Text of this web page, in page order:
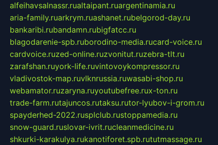
alfeihavsalnassr.rualtaipant.ruargentinamia.ru
aria-family.ruarkrym.ruashanet.rubelgorod-day.ru
bankaribi.rubandamn.rubigfatcc.ru
blagodarenie-spb.ruborodino-media.rucard-voice.ru
cardvoice.ruzed-online.ruzvonitut.ruzebra-tlt.ru
zarafshan.ruyork-life.ruvintovoykompressor.ru
vladivostok-map.ruvlknrussia.ruwasabi-shop.ru
webamator.ruzaryna.ruyoutubefree.rux-ton.ru
trade-farm.rutajuncos.rutaksu.rutor-lyubov-i-grom.ru
spayderhed-2022.rusplclub.rustoppamedia.ru
snow-guard.ruslovar-ivrit.rucleanmedicine.ru
shkurki-karakulya.rukanotiforet.spb.rututmassage.ru